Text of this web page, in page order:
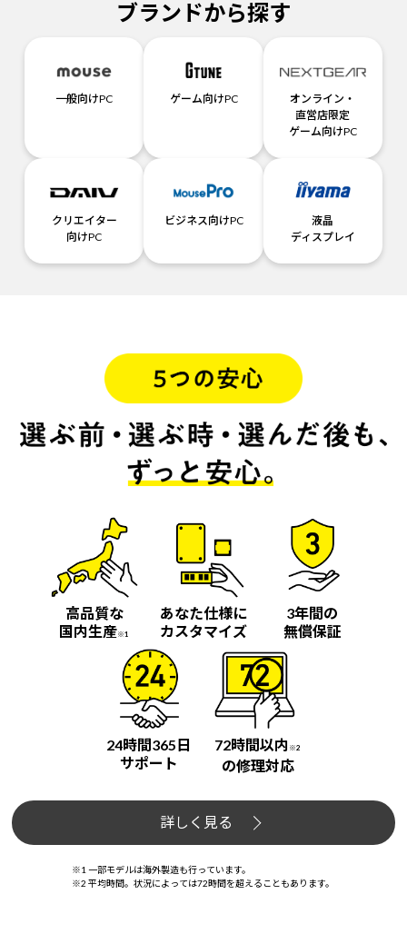
ブランドから探す
一般向けPC ゲーム向けPC
オンライン・
直営店限定
ゲーム向けPC
クリエイター
向けPC
ビジネス向けPC
液晶
ディスプレイ
高品質な
国内生産※1
あなた仕様に
カスタマイズ
3年間の
無償保証
24時間365日
サポート
72時間以内 ※2
の修理対応
詳しく見る
※1 一部モデルは海外製造も行っています。
※2 平均時間。状況によっては72時間を超えることもあります。